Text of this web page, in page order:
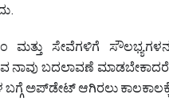
ಸೇವೆಗಳಿಗೆ
ಬದಲಾವಣೆ
ಅಪ್‌ಡೇಟ್ ಆಗಿರಲು ಕಾಲಕಾಲಕ್ಕೆ